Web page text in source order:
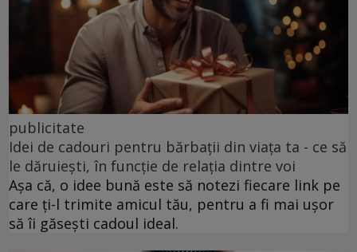
publicitate
Idei de cadouri pentru bărbații din viața ta - ce să
le dăruiești, în funcție de relația dintre voi
Așa că, o idee bună este să notezi fiecare link pe
care ți-l trimite amicul tău, pentru a fi mai ușor
să îi găsești cadoul ideal.